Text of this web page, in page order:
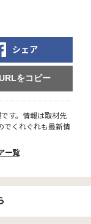
シェア
をコピー
す。情報は取材先
でくれぐれも最新情
一覧